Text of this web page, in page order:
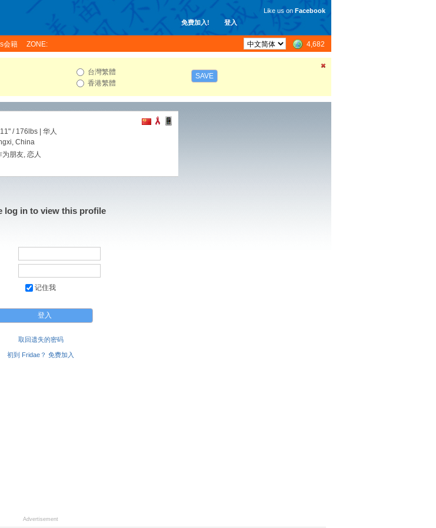
免费加入! 登入
Like us on Facebook
会籍 ZONE: 4,682
台灣繁體
香港繁體
SAVE
/ 176lbs | 华人
China
朋友, 恋人
log in to view this profile
记住我
取回遗失的密码
初到 Fridae？ 免费加入
Advertisement